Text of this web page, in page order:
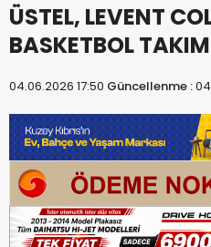
ÜSTEL, LEVENT
BASKETBOL
04.06.2026 17:50 Güncellenme :